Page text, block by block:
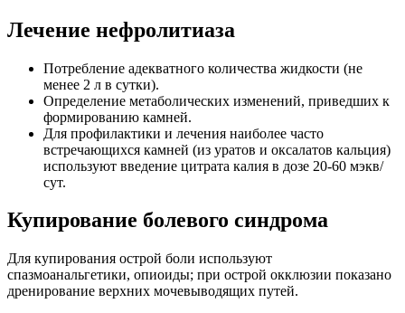
Лечение нефролитиаза
Потребление адекватного количества жидкости (не
менее 2 л в сутки).
Определение метаболических изменений, приведших к
формированию камней.
Для профилактики и лечения наиболее часто
встречающихся камней (из уратов и оксалатов кальция)
используют введение цитрата калия в дозе 20-60 мэкв/
сут.
Купирование болевого синдрома
Для купирования острой боли используют
спазмоанальгетики, опиоиды; при острой окклюзии показано
дренирование верхних мочевыводящих путей.